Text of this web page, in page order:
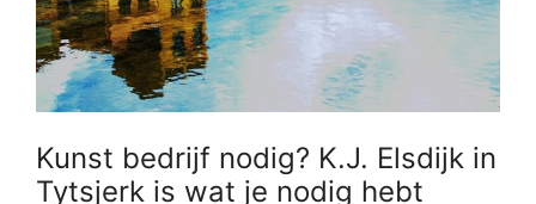
Kunst bedrijf nodig? K.J. Elsdijk in
Tytsjerk is wat je nodig hebt